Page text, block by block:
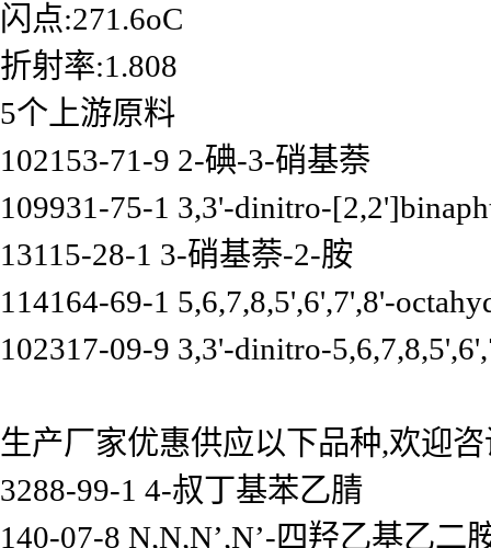
闪点:271.6oC
折射率:1.808
5个上游原料
102153-71-9 2-碘-3-硝基萘
109931-75-1 3,3'-dinitro-
13115-28-1 3-硝基萘-2-胺
114164-69-1 5,6,7,8,5',6',7',8'-
102317-09-9 3,3'-dinitro-
生产厂家优惠供应以下品种,欢迎
3288-99-1 4-叔丁基苯乙腈
140-07-8 N,N,N’,N’-四羟乙基乙二